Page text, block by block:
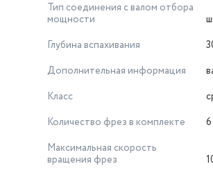
Тип соединения с валом отбора
мощности
Глубина вспахивания
Дополнительная информация
Класс
Количество фрез в комплекте
Максимальная скорость
вращения фрез